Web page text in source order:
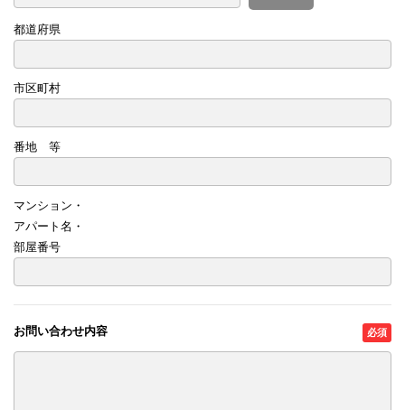
都道府県
市区町村
番地 等
マンション・
アパート名・
部屋番号
お問い合わせ内容